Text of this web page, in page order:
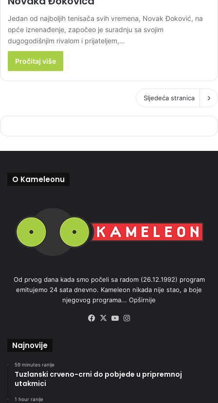
Jedan od najboljih tenisača svih vremena, Novak Đoković, na
opće iznenađenje, započeo je suradnju sa svojim
dugogodišnjim rivalom i prijateljem,…
Pročitaj više
Sljedeća stranica
O Kameleonu
Od prvog dana kada smo počeli sa radom (26.12.1992) program
emitujemo 24 sata dnevno. Kameleon nikada nije stao, a boje
njegovog programa... Opširnije
Facebook
X YouTube
Najnovije
59 minutes ranije
Tuzlanski crveno-crni do pobjede u pripremnoj
utakmici
1 hour ranije